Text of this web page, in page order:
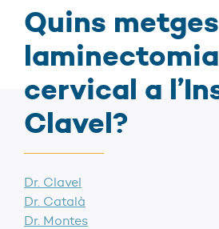
Quins
laminectomia
cervical a
Clavel?
Dr. Clavel
Dr. Català
Dr. Montes